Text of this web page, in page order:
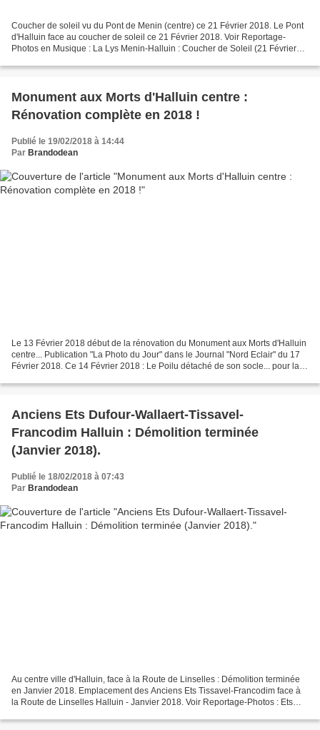
Coucher de soleil vu du Pont de Menin (centre) ce 21 Février 2018. Le Pont
d'Halluin face au coucher de soleil ce 21 Février 2018. Voir Reportage-
Photos en Musique : La Lys Menin-Halluin : Coucher de Soleil (21 Février
Monument aux Morts d'Halluin centre :
Rénovation complète en 2018 !
Publié le 19/02/2018 à 14:44
Par Brandodean
Le 13 Février 2018 début de la rénovation du Monument aux Morts d'Halluin
centre... Publication "La Photo du Jour" dans le Journal "Nord Eclair" du 17
Février 2018. Ce 14 Février 2018 : Le Poilu détaché de son socle... pour la
Anciens Ets Dufour-Wallaert-Tissavel-
Francodim Halluin : Démolition terminée
(Janvier 2018).
Publié le 18/02/2018 à 07:43
Par Brandodean
Au centre ville d'Halluin, face à la Route de Linselles : Démolition terminée
en Janvier 2018. Emplacement des Anciens Ets Tissavel-Francodim face à
la Route de Linselles Halluin - Janvier 2018. Voir Reportage-Photos : Ets